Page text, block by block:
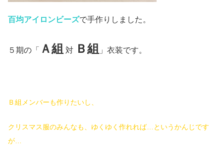
百均アイロンビーズで手作りしました。
５期の「 Ａ組 対 Ｂ組 」衣装です。
Ｂ組メンバーも作りたいし、
クリスマス服のみんなも、ゆくゆく作れれば…というかんじです
が…